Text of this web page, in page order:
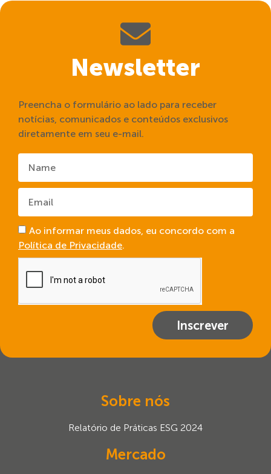
Newsletter
Preencha o formulário ao lado para receber
notícias, comunicados e conteúdos exclusivos
diretamente em seu e-mail.
Ao informar meus dados, eu concordo com a
Política de Privacidade.
Inscrever
Sobre nós
Relatório de Práticas ESG 2024
Mercado